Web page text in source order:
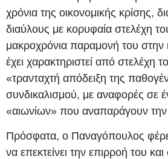
χρόνια της οικονομικής κρίσης,
διαύλους με κορυφαία στελέχη
μακροχρόνια παραμονή του στην
έχει χαρακτηριστεί από στελέχη
«τρανταχτή απόδειξη της
συνδικαλισμού, με αναφορές σε
«αιωνίων» που αναπαράγουν την
Πρόσφατα, ο Παναγόπουλος
να επεκτείνει την επιρροή του